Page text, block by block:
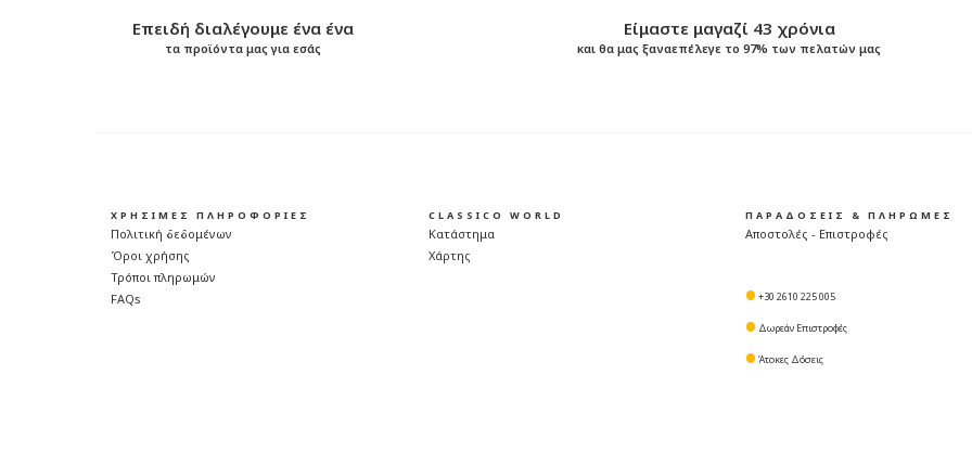
Επειδή διαλέγουμε ένα ένα
τα προϊόντα μας για εσάς
Είμαστε μαγαζί 43 χρόνια
και θα μας ξαναεπέλεγε το 97% των πελατών μας
ΧΡΗΣΙΜΕΣ ΠΛΗΡΟΦΟΡΙΕΣ
Πολιτική δεδομένων
Όροι χρήσης
Τρόποι πληρωμών
FAQs
CLASSICO WORLD
Κατάστημα
Χάρτης
ΠΑΡΑΔΟΣΕΙΣ & ΠΛΗΡΩΜΕΣ
Αποστολές - Επιστροφές
+30 2610 225 005
Δωρεάν Επιστροφές
Άτοκες Δόσεις